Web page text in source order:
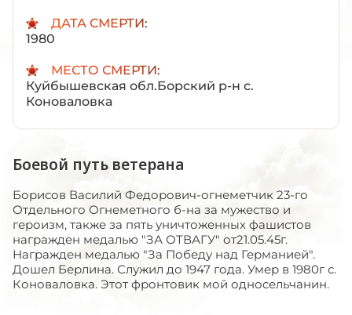
ДАТА СМЕРТИ:
1980
МЕСТО СМЕРТИ:
Куйбышевская обл.Борский р-н с.
Коноваловка
Боевой путь ветерана
Борисов Василий Федорович-огнеметчик 23-го
Отдельного Огнеметного б-на за мужество и
героизм, также за пять уничтоженных фашистов
награжден медалью "ЗА ОТВАГУ" от21.05.45г.
Награжден медалью "За Победу над Германией".
Дошел Берлина. Служил до 1947 года. Умер в 1980г с.
Коноваловка. Этот фронтовик мой односельчанин.